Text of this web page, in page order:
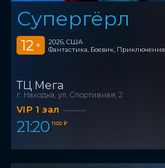
Супергёрл
12 +
2026, США
Фантастика, Боевик, Приключения
ТЦ Мега
г. Находка, ул. Спортивная, 2
VIP 1 зал
21:20 1 100 ₽